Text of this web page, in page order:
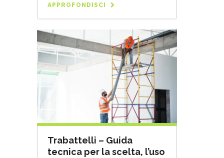
APPROFONDISCI
Trabattelli – Guida
tecnica per la scelta, l’uso